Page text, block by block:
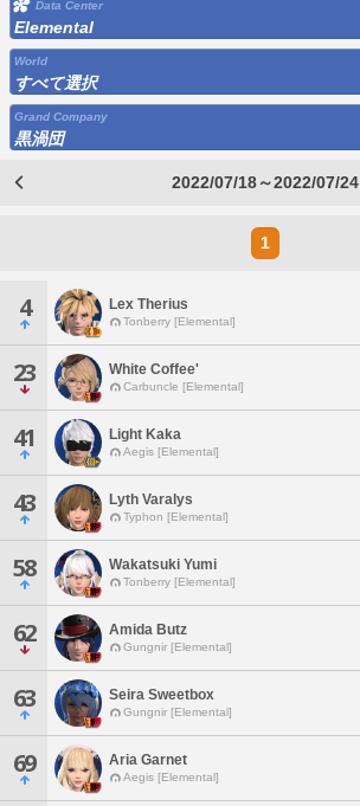
Data Center
Elemental
World
すべて選択
Grand Company
黒渦団
2022/07/18～2022/07/24
1
4 Lex Therius
Tonberry [Elemental]
23 White Coffee'
Carbuncle [Elemental]
41 Light Kaka
Aegis [Elemental]
43 Lyth Varalys
Typhon [Elemental]
58 Wakatsuki Yumi
Tonberry [Elemental]
62 Amida Butz
Gungnir [Elemental]
63 Seira Sweetbox
Gungnir [Elemental]
69 Aria Garnet
Aegis [Elemental]